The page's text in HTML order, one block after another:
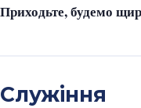
Приходьте, будемо
Служіння